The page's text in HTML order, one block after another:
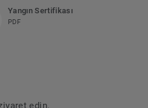
Yangın Sertifikası
PDF
edin.